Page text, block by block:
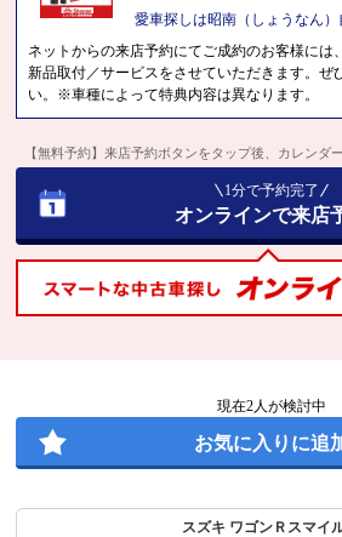
愛車探しは昭南（しょうなん
ネットからの来店予約にてご成約のお客様には
新品取付／サービスをさせていただきます。ぜ
い。※車種によって特典内容は異なります。
【無料予約】来店予約ボタンをタップ後、カレンダ
1分で予約完了
オンラインで来店
現在2人が検討中
お気に入りに追
スズキ ワゴンＲスマイ